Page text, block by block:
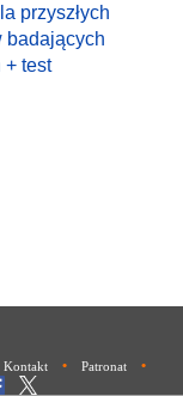
przyszłych
badających
+ test
Kontakt • Patronat •